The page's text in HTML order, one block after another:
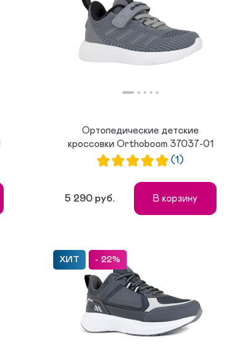
Ортопедические детские
кроссовки Orthoboom 37037-01
минера...
(1)
5 290 руб. В корзину
ХИТ - 22%